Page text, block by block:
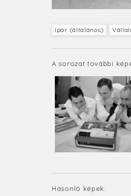
Ipar (általános)
A sorozat további
Hasonló képek: